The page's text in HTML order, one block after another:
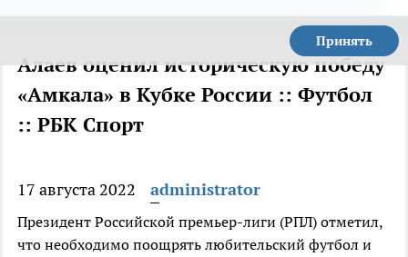
Принять
Алаев оценил историческую победу
«Амкала» в Кубке России :: Футбол
:: РБК Спорт
17 августа 2022 administrator
Президент Российской премьер-лиги (РПЛ) отметил,
что необходимо поощрять любительский футбол и